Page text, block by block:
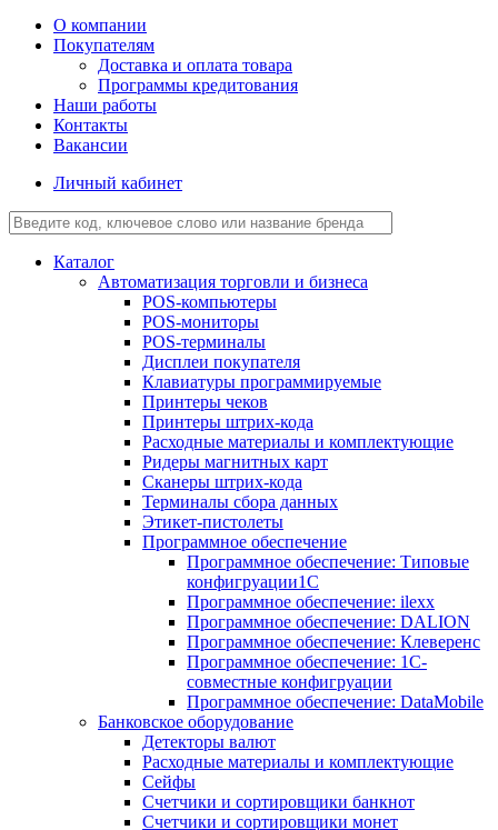
О компании
Покупателям
Доставка и оплата товара
Программы кредитования
Наши работы
Контакты
Вакансии
Личный кабинет
Каталог
Автоматизация торговли и бизнеса
POS-компьютеры
POS-мониторы
POS-терминалы
Дисплеи покупателя
Клавиатуры программируемые
Принтеры чеков
Принтеры штрих-кода
Расходные материалы и комплектующие
Ридеры магнитных карт
Сканеры штрих-кода
Терминалы сбора данных
Этикет-пистолеты
Программное обеспечение
Программное обеспечение: Типовые
конфигруации1С
Программное обеспечение: ilexx
Программное обеспечение: DALION
Программное обеспечение: Клеверенс
Программное обеспечение: 1С-
совместные конфигруации
Программное обеспечение: DataMobile
Банковское оборудование
Детекторы валют
Расходные материалы и комплектующие
Сейфы
Счетчики и сортировщики банкнот
Счетчики и сортировщики монет